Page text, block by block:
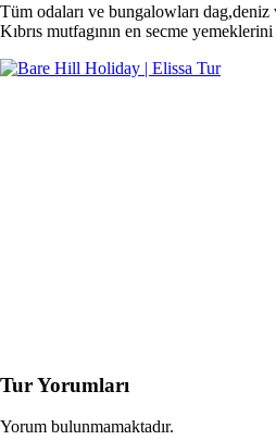
Tüm odaları ve bungalowları
Kıbrıs mutfagının en secme
Tur Yorumları
Yorum bulunmamaktadır.